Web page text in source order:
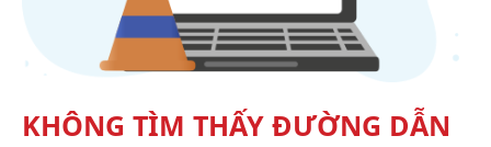
KHÔNG TÌM THẤY ĐƯỜNG DẪN